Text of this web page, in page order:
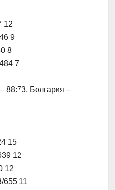
12
9
8
7
88:73, Болгария –
15
12
12
655 11